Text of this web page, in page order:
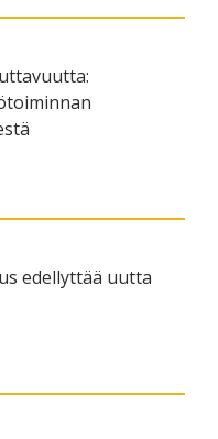
edellyttää uutta